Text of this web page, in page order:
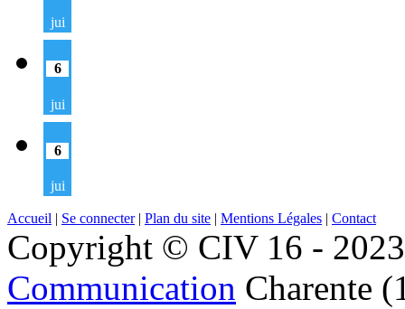
jui
6
jui
6
jui
Accueil | Se connecter| Plan du site | Mentions Légales | Contact
Copyright © CIV 16 -
Communication Charente